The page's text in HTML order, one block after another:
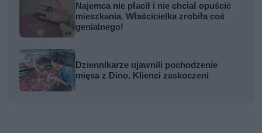
Najemca nie płacił i nie chciał opuścić
mieszkania. Właścicielka zrobiła coś
genialnego!
Dziennikarze ujawnili pochodzenie
mięsa z Dino. Klienci zaskoczeni